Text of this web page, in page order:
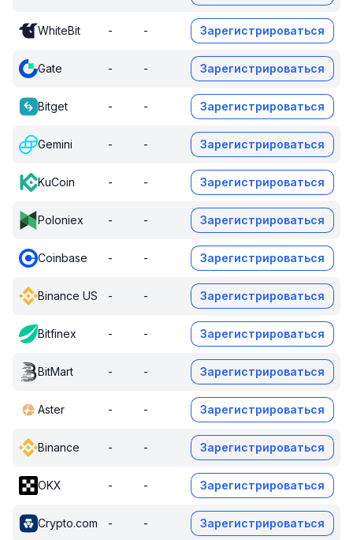
WhiteBit - - Зарегистрироваться
Gate - - Зарегистрироваться
Bitget - - Зарегистрироваться
Gemini - - Зарегистрироваться
KuCoin - - Зарегистрироваться
Poloniex - - Зарегистрироваться
Coinbase - - Зарегистрироваться
Binance US - - Зарегистрироваться
Bitfinex - - Зарегистрироваться
BitMart - - Зарегистрироваться
Aster - - Зарегистрироваться
Binance - - Зарегистрироваться
OKX - - Зарегистрироваться
Crypto.com - - Зарегистрироваться